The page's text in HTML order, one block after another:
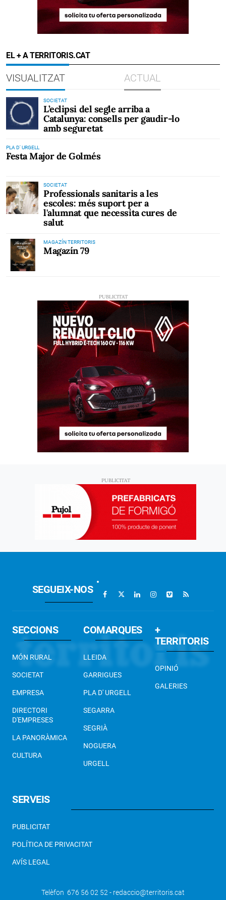
EL + A TERRITORIS.CAT
VISUALITZAT ACTUAL
SOCIETAT
L’eclipsi del segle arriba a
Catalunya: consells per gaudir-lo
amb seguretat
PLA D' URGELL
Festa Major de Golmés
SOCIETAT
Professionals sanitaris a les
escoles: més suport per a
l'alumnat que necessita cures de
salut
MAGAZÍN TERRITORIS
Magazín 79
SEGUEIX-NOS
SECCIONS
MÓN RURAL
SOCIETAT
EMPRESA
DIRECTORI
D'EMPRESES
LA PANORÀMICA
CULTURA
COMARQUES
LLEIDA
GARRIGUES
PLA D' URGELL
SEGARRA
SEGRIÀ
NOGUERA
URGELL
+
TERRITORIS
OPINIÓ
GALERIES
SERVEIS
PUBLICITAT
POLÍTICA DE PRIVACITAT
AVÍS LEGAL
Telèfon 676 56 02 52 - redaccio@territoris.cat